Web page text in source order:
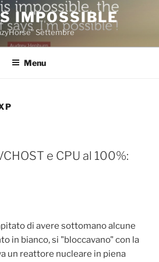
IMPOSSIBLE
Settembre
Menu
e CPU al 100%:
di avere sottomano alcune
in bianco, si "bloccavano" con la
un reattore nucleare in piena